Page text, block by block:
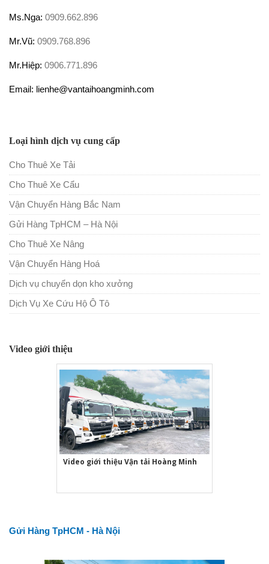
Ms.Nga: 0909.662.896
Mr.Vũ: 0909.768.896
Mr.Hiệp: 0906.771.896
Email: lienhe@vantaihoangminh.com
Loại hình dịch vụ cung cấp
Cho Thuê Xe Tải
Cho Thuê Xe Cẩu
Vận Chuyển Hàng Bắc Nam
Gửi Hàng TpHCM – Hà Nội
Cho Thuê Xe Nâng
Vận Chuyển Hàng Hoá
Dịch vụ chuyển dọn kho xưởng
Dịch Vụ Xe Cứu Hộ Ô Tô
Video giới thiệu
Video giới thiệu Vận tải Hoàng Minh
Gửi Hàng TpHCM - Hà Nội